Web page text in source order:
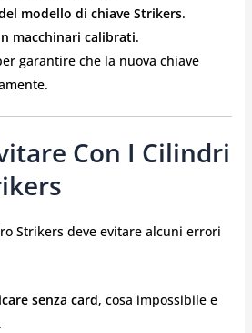
modello di chiave Strikers.
macchinari calibrati.
garantire che la nuova chiave
Con I Cilindri
Strikers deve evitare alcuni errori
senza card, cosa impossibile e